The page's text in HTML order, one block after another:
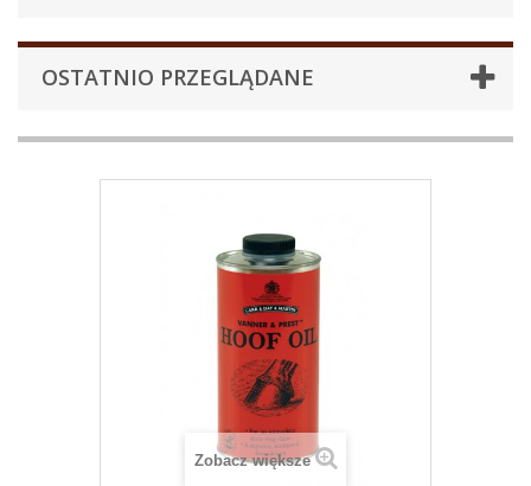
OSTATNIO PRZEGLĄDANE
Zobacz większe